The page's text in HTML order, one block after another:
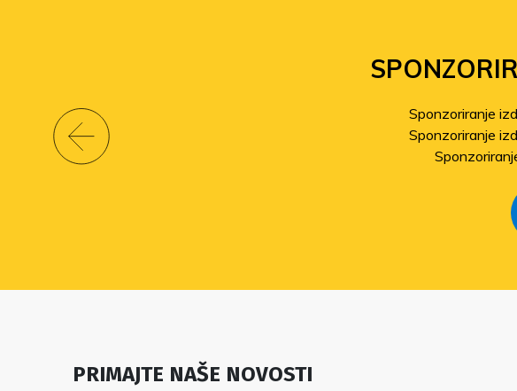
Sponzoriranje
Sponzoriranje
PRIMAJTE NAŠE NOVOSTI